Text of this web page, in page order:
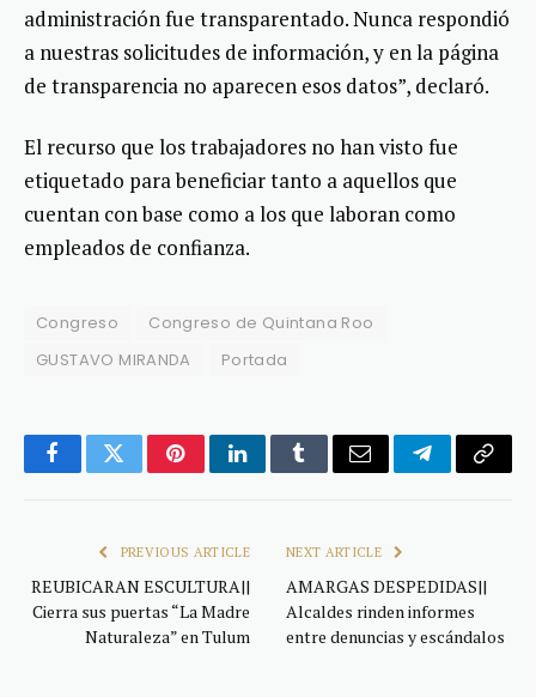
administración fue transparentado. Nunca respondió
a nuestras solicitudes de información, y en la página
de transparencia no aparecen esos datos”, declaró.
El recurso que los trabajadores no han visto fue
etiquetado para beneficiar tanto a aquellos que
cuentan con base como a los que laboran como
empleados de confianza.
Congreso
Congreso de Quintana Roo
GUSTAVO MIRANDA
Portada
FacebookTwitterPinterestLinkedInTumblrEmail TelegramCopy
PREVIOUS ARTICLE
REUBICARAN ESCULTURA||
Cierra sus puertas “La Madre
Naturaleza” en Tulum
NEXT ARTICLE
AMARGAS DESPEDIDAS||
Alcaldes rinden informes
entre denuncias y escándalos